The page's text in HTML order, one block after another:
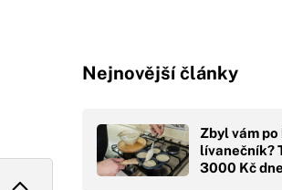
Nejnovější články
Zbyl vám
lívanečník?
3000 Kč